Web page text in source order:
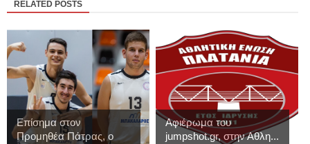
RELATED POSTS
Επίσημα στον
Προμηθέα Πάτρας, ο
Αφιέρωμα του
jumpshot.gr, στην Αθλη...